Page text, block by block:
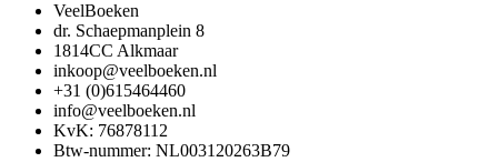
VeelBoeken
dr. Schaepmanplein 8
1814CC Alkmaar
inkoop@veelboeken.nl
+31 (0)615464460
info@veelboeken.nl
KvK: 76878112
Btw-nummer: NL003120263B79